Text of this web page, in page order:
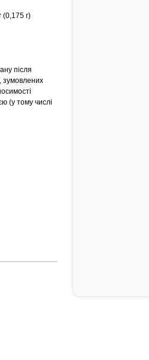
(0,175 г)
після
зумовлених
(у тому числі